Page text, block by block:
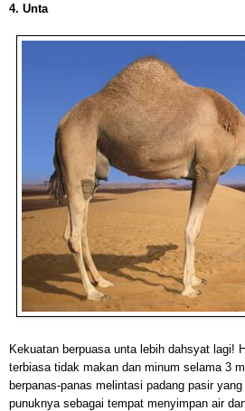
4. Unta
Kekuatan berpuasa unta lebih dahsyat lagi!
terbiasa tidak makan dan minum selama 3
berpanas-panas melintasi padang pasir
punuknya sebagai tempat menyimpan air